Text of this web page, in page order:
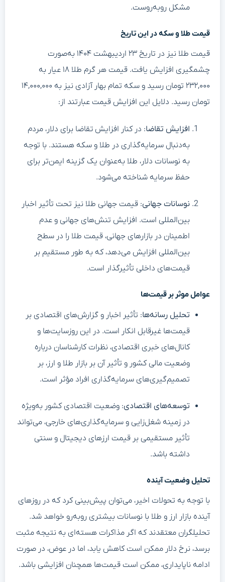
مشکل روبه‌روست.
قیمت طلا و سکه در این تاریخ
قیمت طلا نیز در تاریخ ۲۳ اردیبهشت ۱۴۰۴ به‌صورت
چشمگیری افزایش یافت. قیمت هر گرم طلا ۱۸ عیار به
۲۳۲,۰۰۰ تومان رسید و سکه تمام بهار آزادی نیز به ۱۴,۰۰۰,۰۰۰
تومان رسید. دلایل این افزایش قیمت عبارتند از:
افزایش تقاضا: در کنار افزایش تقاضا برای دلار، مردم
به‌دنبال سرمایه‌گذاری در طلا و سکه هستند. با توجه
به نوسانات دلار، طلا به‌عنوان یک گزینه ایمن‌تر برای
حفظ سرمایه شناخته می‌شود.
نوسانات جهانی: قیمت جهانی طلا نیز تحت تأثیر اخبار
بین‌المللی است. افزایش تنش‌های جهانی و عدم
اطمینان در بازارهای جهانی، قیمت طلا را در سطح
بین‌المللی افزایش می‌دهد، که به طور مستقیم بر
قیمت‌های داخلی تأثیرگذار است.
عوامل موثر بر قیمت‌ها
تحلیل رسانه‌ها: تأثیر اخبار و گزارش‌های اقتصادی بر
قیمت‌ها غیرقابل انکار است. در این روزسایت‌ها و
کانال‌های خبری اقتصادی، نظرات کارشناسان درباره
وضعیت مالی کشور و تأثیر آن بر بازار طلا و ارز، بر
تصمیم‌گیری‌های سرمایه‌گذاری افراد مؤثر است.
توسعه‌های اقتصادی: وضعیت اقتصادی کشور به‌ویژه
در زمینه شغل‌زایی و سرمایه‌گذاری‌های خارجی، می‌تواند
تأثیر مستقیمی بر قیمت ارزهای دیجیتال و سنتی
داشته باشد.
تحلیل وضعیت آینده
با توجه به تحولات اخیر، می‌توان پیش‌بینی کرد که در روزهای
آینده بازار ارز و طلا با نوسانات بیشتری روبه‌رو خواهد شد.
تحلیلگران معتقدند که اگر مذاکرات هسته‌ای به نتیجه مثبت
برسد، نرخ دلار ممکن است کاهش یابد، اما در عوض، در صورت
ادامه ناپایداری، ممکن است قیمت‌ها همچنان افزایشی باشد.